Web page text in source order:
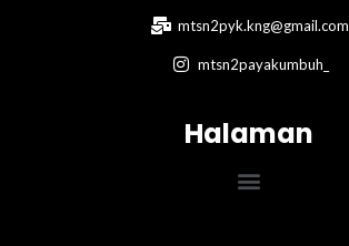
mtsn2pyk.kng@gmail.com
mtsn2payakumbuh_
Halaman
Menu